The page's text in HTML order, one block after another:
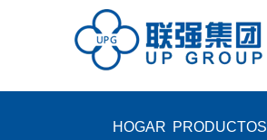
HOGAR PRODUCTOS